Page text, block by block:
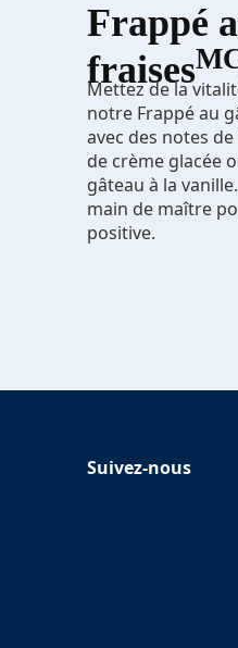
Frappé
fraises
Mettez de la
notre Frappé au
avec des notes
de crème glacée
gâteau à la
main de maître
positive.
Suivez-nous
Suivre Glade sur
(Opens in a new
Suivre Glade sur
(Opens in a new
Suivre Glade sur
(Opens in a new
Suivre Glade sur
(Opens in a new